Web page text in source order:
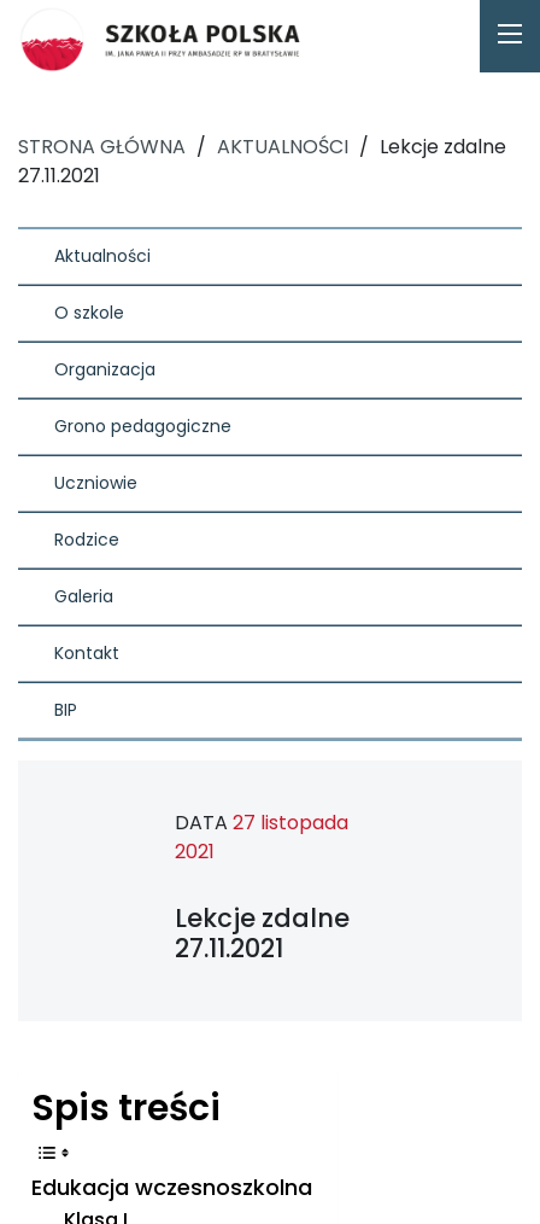
STRONA GŁÓWNA / AKTUALNOŚCI / Lekcje zdalne
27.11.2021
Aktualności
O szkole
Organizacja
Grono pedagogiczne
Uczniowie
Rodzice
Galeria
Kontakt
BIP
DATA 27 listopada
2021
Lekcje zdalne
27.11.2021
Spis treści
Edukacja wczesnoszkolna